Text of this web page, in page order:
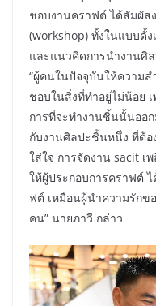
ชอบงานคราฟต์ ได้สัมผัส
(workshop) ทั้งในแบบดั้
และแนวคิดการนำงานศิ
“ผู้คนในปัจจุบันให้ความ
ชอบในสิ่งที่ทำอยู่ไม่น้อย
การที่จะทำงานชิ้นนั้นออ
กับงานศิลปะชิ้นหนึ่ง ที่ต้อ
ใส่ใจ การจัดงาน sacit เ
ให้ผู้ประกอบการคราฟต์
ฟต์ เหมือนผู้นำความรักข
คน” นายภาวี กล่าว